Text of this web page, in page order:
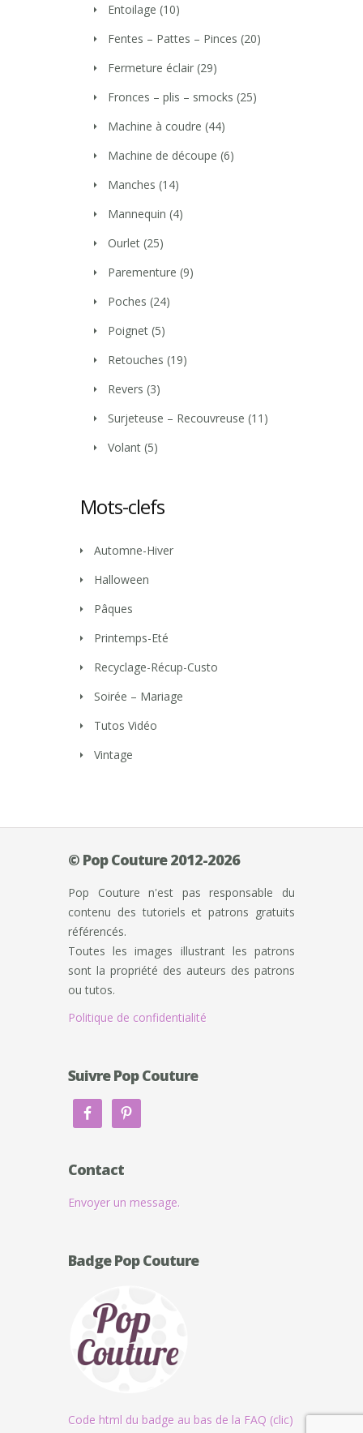
Entoilage (10)
Fentes – Pattes – Pinces (20)
Fermeture éclair (29)
Fronces – plis – smocks (25)
Machine à coudre (44)
Machine de découpe (6)
Manches (14)
Mannequin (4)
Ourlet (25)
Parementure (9)
Poches (24)
Poignet (5)
Retouches (19)
Revers (3)
Surjeteuse – Recouvreuse (11)
Volant (5)
Mots-clefs
Automne-Hiver
Halloween
Pâques
Printemps-Eté
Recyclage-Récup-Custo
Soirée – Mariage
Tutos Vidéo
Vintage
© Pop Couture 2012-2026
Pop Couture n'est pas responsable du
contenu des tutoriels et patrons gratuits
référencés.
Toutes les images illustrant les patrons
sont la propriété des auteurs des patrons
ou tutos.
Politique de confidentialité
Suivre Pop Couture
Contact
Envoyer un message.
Badge Pop Couture
Code html du badge au bas de la FAQ (clic)